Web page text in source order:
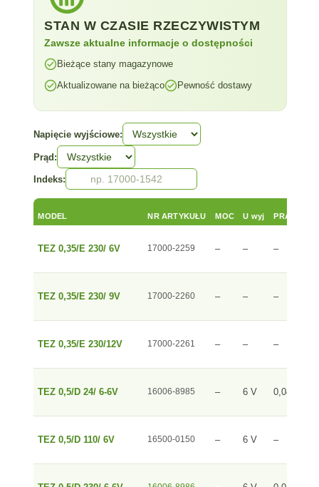
STAN W CZASIE RZECZYWISTYM
Zawsze aktualne informacje o dostępności
Bieżące stany magazynowe
Aktualizowane na bieżąco
Pewność dostawy
Napięcie wyjściowe:
Prąd:
Indeks:
MODEL NR ARTYKUŁU MOC U wyj PRĄD
TEZ 0,35/E 230/ 6V 17000-2259 – – –
TEZ 0,35/E 230/ 9V 17000-2260 – – –
TEZ 0,35/E 230/12V 17000-2261 – – –
TEZ 0,5/D 24/ 6-6V 16006-8985 – 6 V 0,042 A
TEZ 0,5/D 110/ 6V 16500-0150 – 6 V –